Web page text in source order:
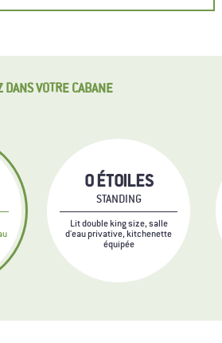
DANS VOTRE CABANE
0ÉTOILES
STANDING
Lit double king size, salle
d'eau privative, kitchenette
équipée